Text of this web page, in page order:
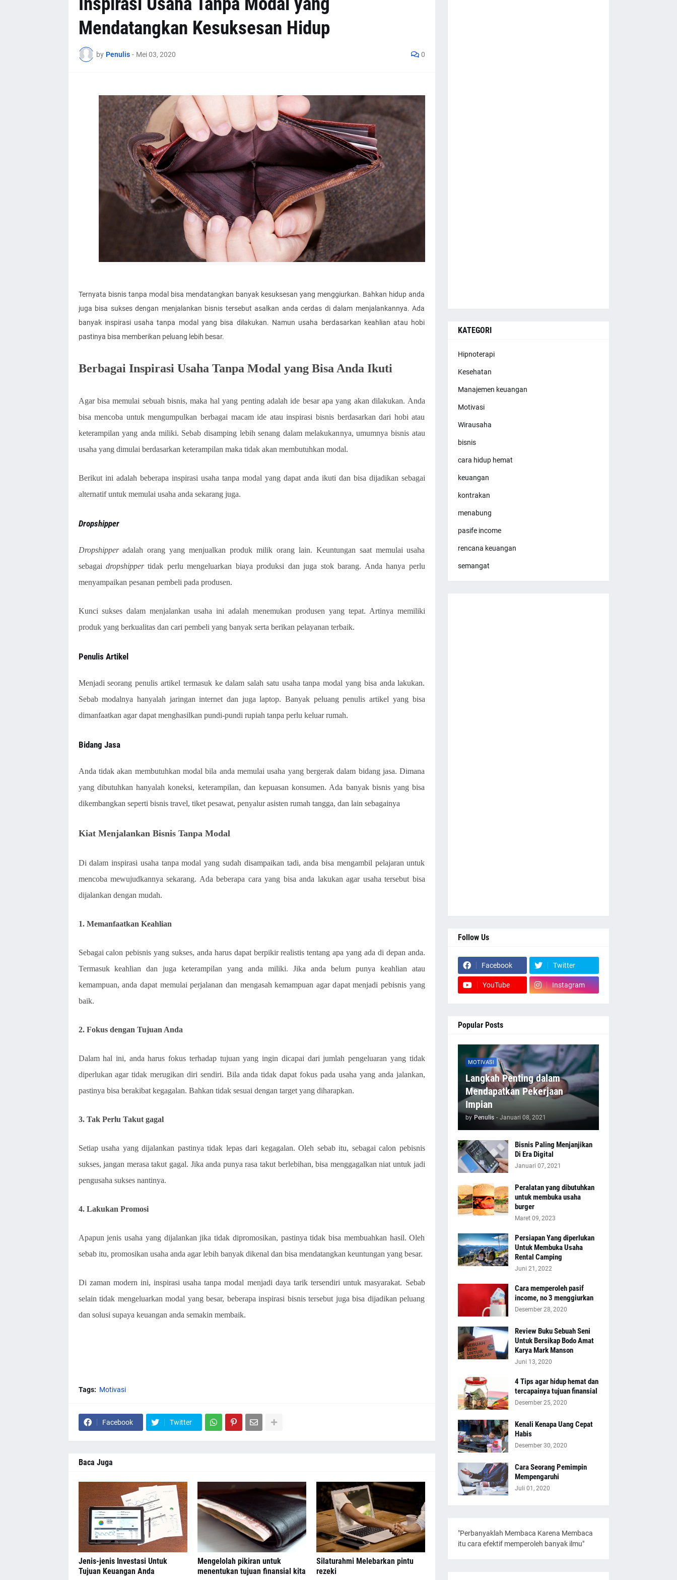
Mendatangkan Kesuksesan Hidup
by Penulis - Mei 03, 2020 0
Ternyata bisnis tanpa modal bisa mendatangkan banyak kesuksesan yang menggiurkan. Bahkan hidup anda
juga bisa sukses dengan menjalankan bisnis tersebut asalkan anda cerdas di dalam menjalankannya. Ada
banyak inspirasi usaha tanpa modal yang bisa dilakukan. Namun usaha berdasarkan keahlian atau hobi
pastinya bisa memberikan peluang lebih besar.
Berbagai Inspirasi Usaha Tanpa Modal yang Bisa Anda Ikuti
Agar bisa memulai sebuah bisnis, maka hal yang penting adalah ide besar apa yang akan dilakukan. Anda
bisa mencoba untuk mengumpulkan berbagai macam ide atau inspirasi bisnis berdasarkan dari hobi atau
keterampilan yang anda miliki. Sebab disamping lebih senang dalam melakukannya, umumnya bisnis atau
usaha yang dimulai berdasarkan keterampilan maka tidak akan membutuhkan modal.
Berikut ini adalah beberapa inspirasi usaha tanpa modal yang dapat anda ikuti dan bisa dijadikan sebagai
alternatif untuk memulai usaha anda sekarang juga.
Dropshipper
Dropshipperadalah orang yang menjualkan produk milik orang lain. Keuntungan saat memulai usaha
sebagai dropshippertidak perlu mengeluarkan biaya produksi dan juga stok barang. Anda hanya perlu
menyampaikan pesanan pembeli pada produsen.
Kunci sukses dalam menjalankan usaha ini adalah menemukan produsen yang tepat. Artinya memiliki
produk yang berkualitas dan cari pembeli yang banyak serta berikan pelayanan terbaik.
Penulis Artikel
Menjadi seorang penulis artikel termasuk ke dalam salah satu usaha tanpa modal yang bisa anda lakukan.
Sebab modalnya hanyalah jaringan internet dan juga laptop. Banyak peluang penulis artikel yang bisa
dimanfaatkan agar dapat menghasilkan pundi-pundi rupiah tanpa perlu keluar rumah.
Bidang Jasa
Anda tidak akan membutuhkan modal bila anda memulai usaha yang bergerak dalam bidang jasa. Dimana
yang dibutuhkan hanyalah koneksi, keterampilan, dan kepuasan konsumen. Ada banyak bisnis yang bisa
dikembangkan seperti bisnis travel, tiket pesawat, penyalur asisten rumah tangga, dan lain sebagainya
Kiat Menjalankan Bisnis Tanpa Modal
Di dalam inspirasi usaha tanpa modal yang sudah disampaikan tadi, anda bisa mengambil pelajaran untuk
mencoba mewujudkannya sekarang. Ada beberapa cara yang bisa anda lakukan agar usaha tersebut bisa
dijalankan dengan mudah.
1. Memanfaatkan Keahlian
Sebagai calon pebisnis yang sukses, anda harus dapat berpikir realistis tentang apa yang ada di depan anda.
Termasuk keahlian dan juga keterampilan yang anda miliki. Jika anda belum punya keahlian atau
kemampuan, anda dapat memulai perjalanan dan mengasah kemampuan agar dapat menjadi pebisnis yang
baik.
2. Fokus dengan Tujuan Anda
Dalam hal ini, anda harus fokus terhadap tujuan yang ingin dicapai dari jumlah pengeluaran yang tidak
diperlukan agar tidak merugikan diri sendiri. Bila anda tidak dapat fokus pada usaha yang anda jalankan,
pastinya bisa berakibat kegagalan. Bahkan tidak sesuai dengan target yang diharapkan.
3. Tak Perlu Takut gagal
Setiap usaha yang dijalankan pastinya tidak lepas dari kegagalan. Oleh sebab itu, sebagai calon pebisnis
sukses, jangan merasa takut gagal. Jika anda punya rasa takut berlebihan, bisa menggagalkan niat untuk jadi
pengusaha sukses nantinya.
4. Lakukan Promosi
Apapun jenis usaha yang dijalankan jika tidak dipromosikan, pastinya tidak bisa membuahkan hasil. Oleh
sebab itu, promosikan usaha anda agar lebih banyak dikenal dan bisa mendatangkan keuntungan yang besar.
Di zaman modern ini, inspirasi usaha tanpa modal menjadi daya tarik tersendiri untuk masyarakat. Sebab
selain tidak mengeluarkan modal yang besar, beberapa inspirasi bisnis tersebut juga bisa dijadikan peluang
dan solusi supaya keuangan anda semakin membaik.
Tags: Motivasi
Facebook Twitter
Baca Juga
Jenis-jenis Investasi Untuk
Tujuan Keuangan Anda
Mengelolah pikiran untuk
menentukan tujuan finansial kita
Silaturahmi Melebarkan pintu
rezeki
KATEGORI
Hipnoterapi
Kesehatan
Manajemen keuangan
Motivasi
Wirausaha
bisnis
cara hidup hemat
keuangan
kontrakan
menabung
pasife income
rencana keuangan
semangat
Follow Us
Facebook Twitter
YouTube Instagram
Popular Posts
MOTIVASI
Langkah Penting dalam
Mendapatkan Pekerjaan
Impian
by Penulis - Januari 08, 2021
Bisnis Paling Menjanjikan
Di Era Digital
Januari 07, 2021
Peralatan yang dibutuhkan
untuk membuka usaha
burger
Maret 09, 2023
Persiapan Yang diperlukan
Untuk Membuka Usaha
Rental Camping
Juni 21, 2022
Cara memperoleh pasif
income, no 3 menggiurkan
Desember 28, 2020
Review Buku Sebuah Seni
Untuk Bersikap Bodo Amat
Karya Mark Manson
Juni 13, 2020
4 Tips agar hidup hemat dan
tercapainya tujuan finansial
Desember 25, 2020
Kenali Kenapa Uang Cepat
Habis
Desember 30, 2020
Cara Seorang Pemimpin
Mempengaruhi
Juli 01, 2020
"Perbanyaklah Membaca Karena Membaca
itu cara efektif memperoleh banyak ilmu"